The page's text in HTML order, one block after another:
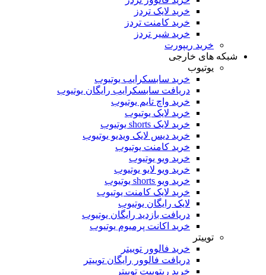
خرید لایک تردز
خرید کامنت تردز
خرید شیر تردز
خرید ریپورت
های خارجی
یوتیوب
خرید سابسکرایب یوتیوب
دریافت سابسکرایب رایگان یوتیوب
خرید واچ تایم یوتیوب
خرید لایک یوتیوب
خرید لایک shorts یوتیوب
خرید دیس لایک ویدیو یوتیوب
خرید کامنت یوتیوب
خرید ویو یوتیوب
خرید ویو لایو یوتیوب
خرید ویو shorts یوتیوب
خرید لایک کامنت یوتیوب
لایک رایگان یوتیوب
دریافت بازدید رایگان یوتیوب
خرید اکانت پرمیوم یوتیوب
خرید فالوور توییتر
دریافت فالوور رایگان توییتر
خرید ریتوییت توییتر